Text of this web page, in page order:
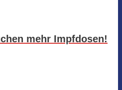
mehr Impfdosen!